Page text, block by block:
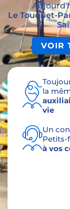
Le Touquet-
VOIR
la
vie
Un
Petits-
à vos